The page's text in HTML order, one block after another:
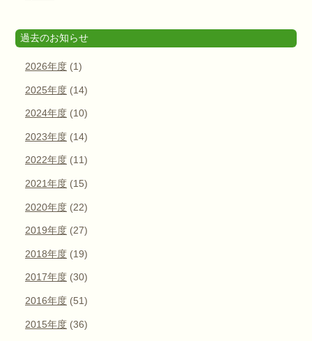
過去のお知らせ
2026年度 (1)
2025年度 (14)
2024年度 (10)
2023年度 (14)
2022年度 (11)
2021年度 (15)
2020年度 (22)
2019年度 (27)
2018年度 (19)
2017年度 (30)
2016年度 (51)
2015年度 (36)